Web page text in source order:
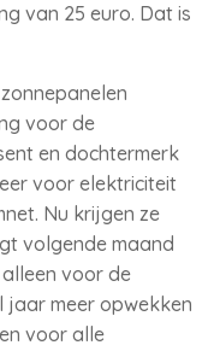
van 25 euro. Dat is
voor de
en dochtermerk
voor elektriciteit
Nu krijgen ze
volgende maand
voor de
jaar meer opwekken
voor alle